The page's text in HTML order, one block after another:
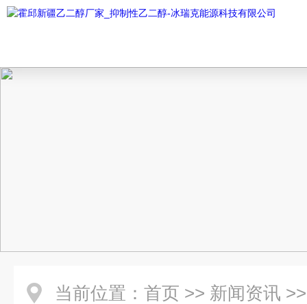
当前位置： 首页 >> 新闻资讯